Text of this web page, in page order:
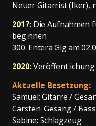
Neuer Gitarrist (Iker),
2017: Die Aufnahmen
beginnen
300. Entera Gig am
2020:Veröffentlichung
Aktuelle Besetzung:
Samuel: Gitarre /
Carsten: Gesang / Bass
Sabine: Schlagzeug